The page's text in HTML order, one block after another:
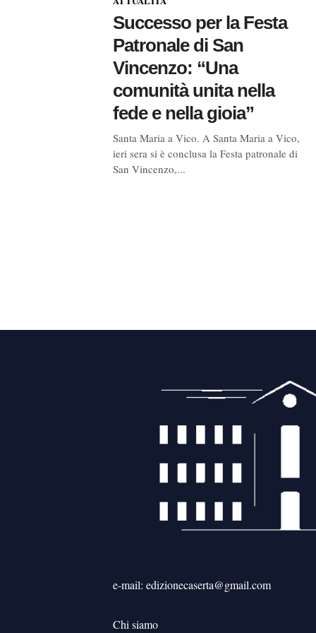
Successo per la Festa
Patronale di San
Vincenzo: “Una
comunità unita nella
fede e nella gioia”
Santa Maria a Vico. A Santa Maria a Vico,
ieri sera si è conclusa la Festa patronale di
San Vincenzo,...
e-mail: edizionecaserta@gmail.com
Chi siamo